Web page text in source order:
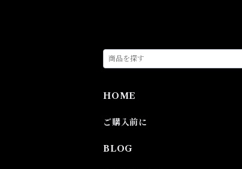
HOME
ご購入前に
BLOG